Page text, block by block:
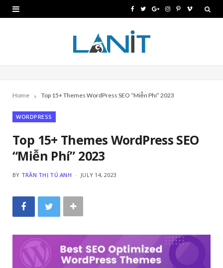
b
o
T
t
e
G
l
e
I
a
g
P
e
V
o
Home » Top 15+ Themes WordPress SEO “Miễn Phí” 2023
WORDPRESS
Top 15+ Themes WordPress SEO
“Miễn Phí” 2023
BY TRẦN THỊ TÚ ANH JULY 14, 2023